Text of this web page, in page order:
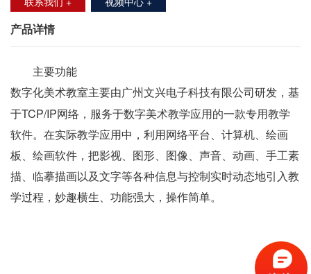
产品详情
主要功能
数字化美术教室主要由广州文兴电子科技有限公司研发，基
于TCP/IP网络，服务于数字美术教学应用的一款专用教学
软件。在实际教学应用中，利用网络平台、计算机、绘画
板、绘画软件，把影视、图形、图像、声音、动画、手工素
描、临摹描画以及文字等各种信息与控制实时动态地引入教
学过程，妙趣横生、功能强大，操作简单。